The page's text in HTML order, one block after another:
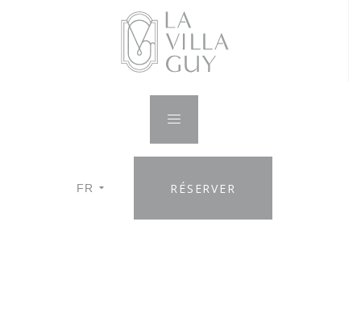
FR RÉSERVER